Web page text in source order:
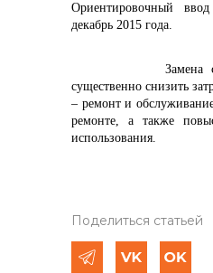
Ориентировочный
декабрь 2015 года.
Замена
существенно снизить
– ремонт и
ремонте, а также
использования.
Поделиться статьей